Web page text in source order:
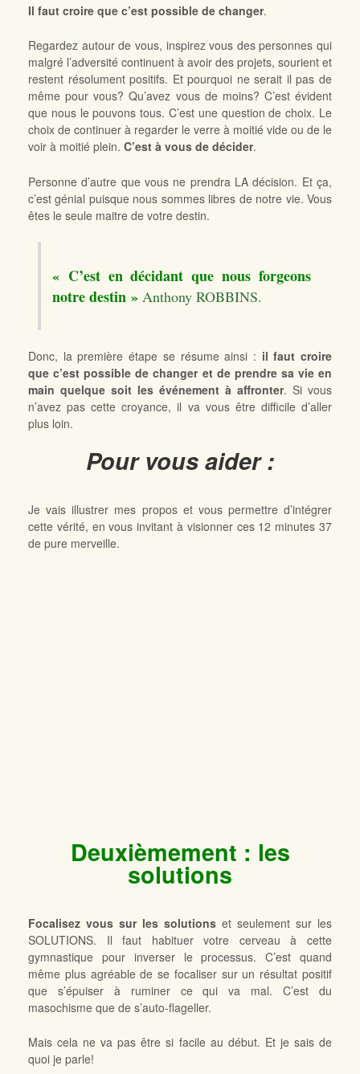
Il faut croire que c’est possible de changer.
Regardez autour de vous, inspirez vous des personnes qui
malgré l’adversité continuent à avoir des projets, sourient et
restent résolument positifs. Et pourquoi ne serait il pas de
même pour vous? Qu’avez vous de moins? C’est évident
que nous le pouvons tous. C’est une question de choix. Le
choix de continuer à regarder le verre à moitié vide ou de le
voir à moitié plein. C’est à vous de décider.
Personne d’autre que vous ne prendra LA décision. Et ça,
c’est génial puisque nous sommes libres de notre vie. Vous
êtes le seule maitre de votre destin.
« C’est en décidant que nous forgeons
notre destin » Anthony ROBBINS.
Donc, la première étape se résume ainsi : il faut croire
que c’est possible de changer et de prendre sa vie en
main quelque soit les événement à affronter. Si vous
n’avez pas cette croyance, il va vous être difficile d’aller
plus loin.
Pour vous aider :
Je vais illustrer mes propos et vous permettre d’intégrer
cette vérité, en vous invitant à visionner ces 12 minutes 37
de pure merveille.
Deuxièmement : les
solutions
Focalisez vous sur les solutions et seulement sur les
SOLUTIONS. Il faut habituer votre cerveau à cette
gymnastique pour inverser le processus. C’est quand
même plus agréable de se focaliser sur un résultat positif
que s’épuiser à ruminer ce qui va mal. C’est du
masochisme que de s’auto-flageller.
Mais cela ne va pas être si facile au début. Et je sais de
quoi je parle!